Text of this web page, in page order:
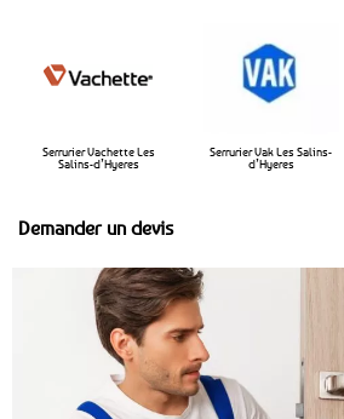
Serrurier Vachette Les
Salins-d’Hyeres
Serrurier Vak Les Salins-
d’Hyeres
Demander un devis